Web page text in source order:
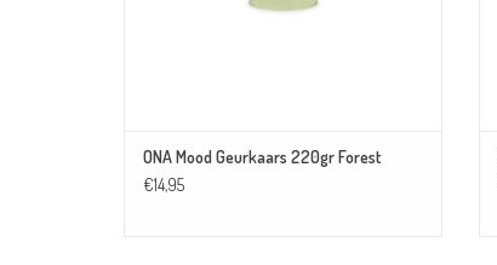
ONA Mood Geurkaars 220gr Forest
€14,95